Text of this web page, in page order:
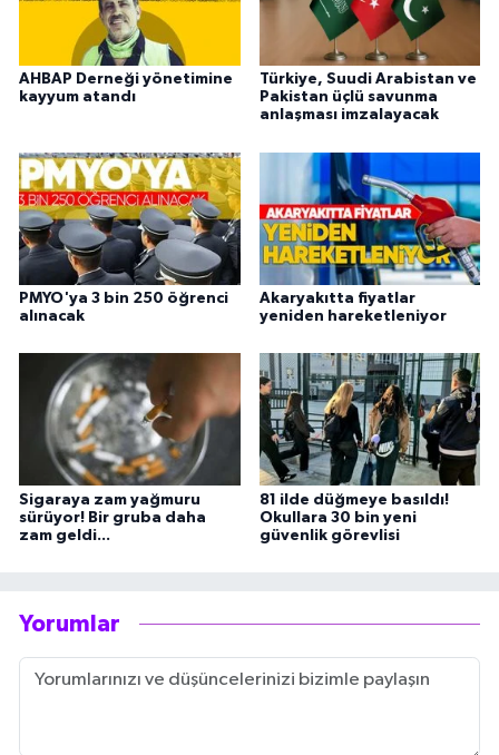
AHBAP Derneği yönetimine
kayyum atandı
Türkiye, Suudi Arabistan ve
Pakistan üçlü savunma
anlaşması imzalayacak
PMYO'ya 3 bin 250 öğrenci
alınacak
Akaryakıtta fiyatlar
yeniden hareketleniyor
Sigaraya zam yağmuru
sürüyor! Bir gruba daha
zam geldi...
81 ilde düğmeye basıldı!
Okullara 30 bin yeni
güvenlik görevlisi
Yorumlar